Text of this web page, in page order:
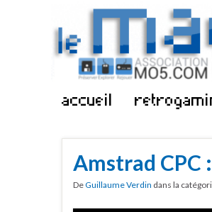
accueil
Amstrad CPC
DeGuillaume Verdin dans la